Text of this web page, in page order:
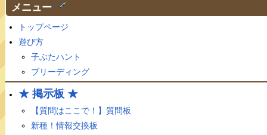
メニュー †
トップページ
遊び方
子ぶたハント
ブリーディング
★ 掲示板 ★
【質問はここで！】質問板
新種！情報交換板